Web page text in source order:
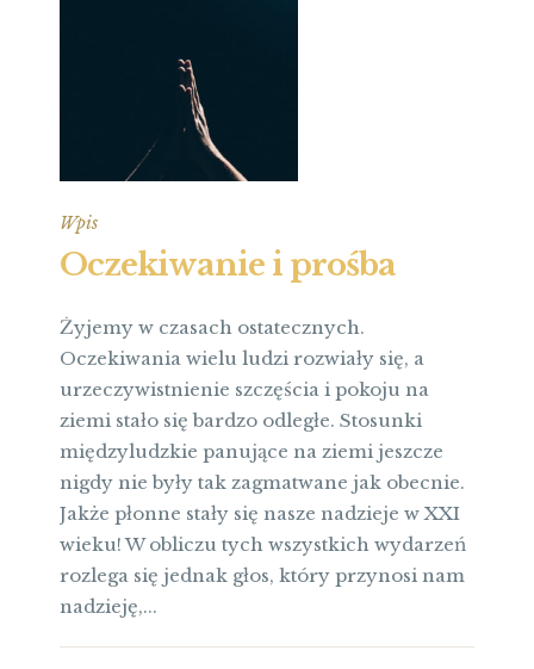
Wpis
Oczekiwanie i prośba
Żyjemy w czasach ostatecznych.
Oczekiwania wielu ludzi rozwiały się, a
urzeczywistnienie szczęścia i pokoju na
ziemi stało się bardzo odległe. Stosunki
międzyludzkie panujące na ziemi jeszcze
nigdy nie były tak zagmatwane jak obecnie.
Jakże płonne stały się nasze nadzieje w XXI
wieku! W obliczu tych wszystkich wydarzeń
rozlega się jednak głos, który przynosi nam
nadzieję,...